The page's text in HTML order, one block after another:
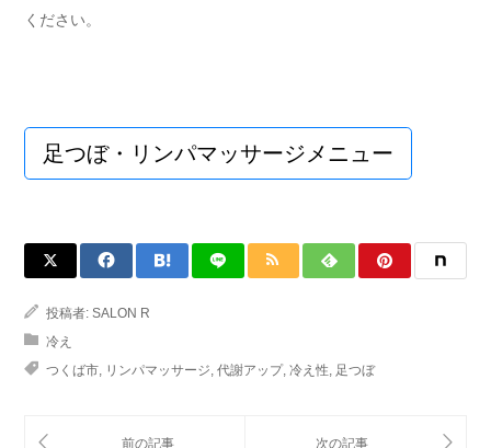
ください。
足つぼ・リンパマッサージメニュー
投稿者: SALON R
冷え
つくば市, リンパマッサージ, 代謝アップ, 冷え性, 足つぼ